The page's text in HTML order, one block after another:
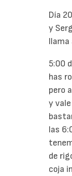
Día
y
llama
5:00
has
pero
y
las
de
coja